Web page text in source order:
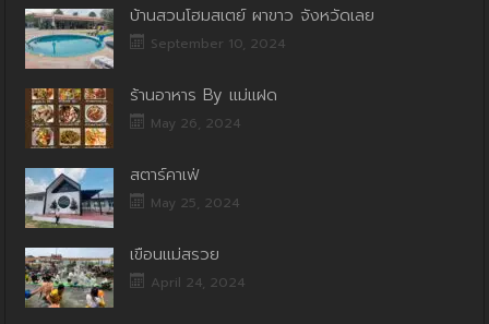
บ้านสวนโฮมสเตย์ ผาขาว จังหวัดเลย
September 10, 2024
ร้านอาหาร By แม่แฝด
May 26, 2024
สตาร์คาเฟ่
May 25, 2024
เขื่อนแม่สรวย
April 24, 2024